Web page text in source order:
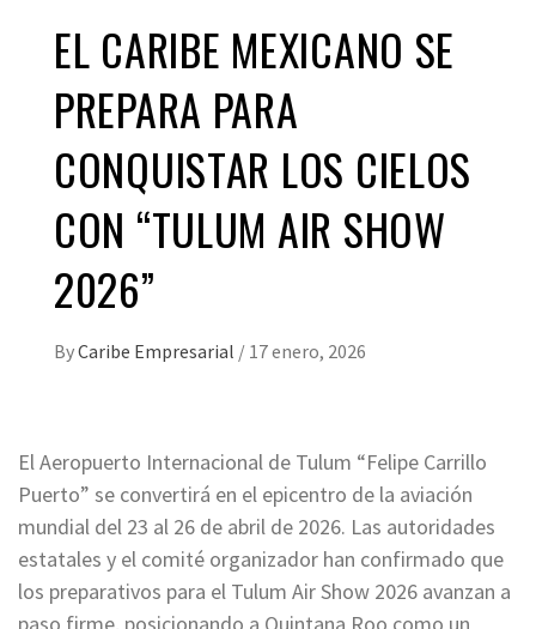
EL CARIBE MEXICANO SE
PREPARA PARA
CONQUISTAR LOS CIELOS
CON “TULUM AIR SHOW
2026”
ByCaribe Empresarial / 17 enero, 2026
El Aeropuerto Internacional de Tulum “Felipe Carrillo
Puerto” se convertirá en el epicentro de la aviación
mundial del 23 al 26 de abril de 2026. Las autoridades
estatales y el comité organizador han confirmado que
los preparativos para el Tulum Air Show 2026 avanzan a